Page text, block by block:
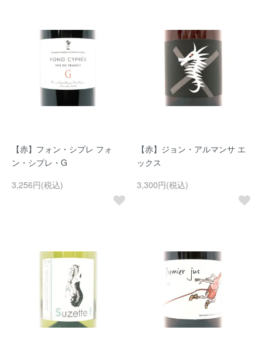
【赤】フォン・シプレ フォ
ン・シプレ・G
3,256円(税込)
【赤】ジョン・アルマンサ エ
ックス
3,300円(税込)